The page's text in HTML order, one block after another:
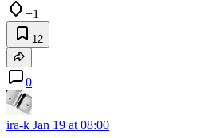
+1
12
0
ira-k Jan 19 at 08:00